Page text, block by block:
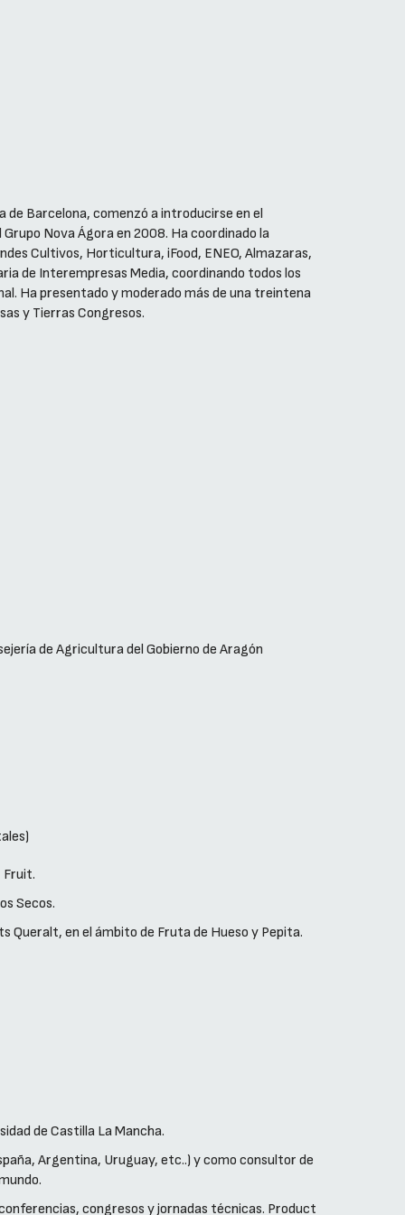
de Barcelona, comenzó a introducirse en el
Nova Ágora en 2008. Ha coordinado la
Cultivos, Horticultura, iFood, ENEO, Almazaras,
de Interempresas Media, coordinando todos los
Ha presentado y moderado más de una treintena
y Tierras Congresos.
de Agricultura del Gobierno de Aragón
Fruit.
Secos.
Queralt, en el ámbito de Fruta de Hueso y Pepita.
de Castilla La Mancha.
Argentina, Uruguay, etc..) y como consultor de
congresos y jornadas técnicas. Product